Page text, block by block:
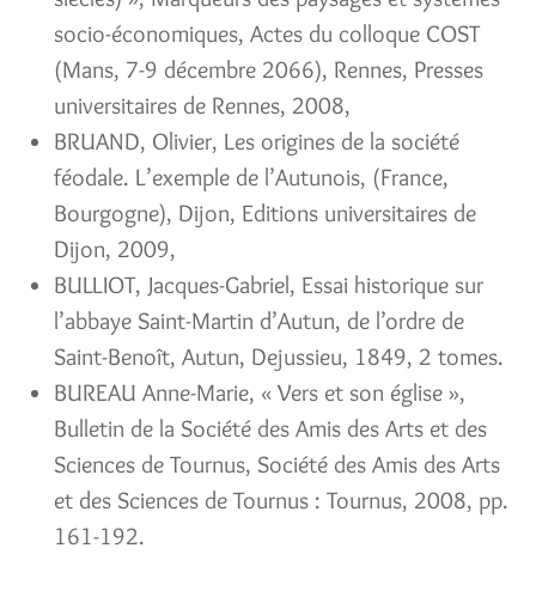
socio-économiques, Actes du colloque COST
(Mans, 7-9 décembre 2066), Rennes, Presses
universitaires de Rennes, 2008,
BRUAND, Olivier, Les origines de la société
féodale. L’exemple de l’Autunois, (France,
Bourgogne), Dijon, Editions universitaires de
Dijon, 2009,
BULLIOT, Jacques-Gabriel, Essai historique sur
l’abbaye Saint-Martin d’Autun, de l’ordre de
Saint-Benoît, Autun, Dejussieu, 1849, 2 tomes.
BUREAU Anne-Marie, « Vers et son église »,
Bulletin de la Société des Amis des Arts et des
Sciences de Tournus, Société des Amis des Arts
et des Sciences de Tournus : Tournus, 2008, pp.
161-192.